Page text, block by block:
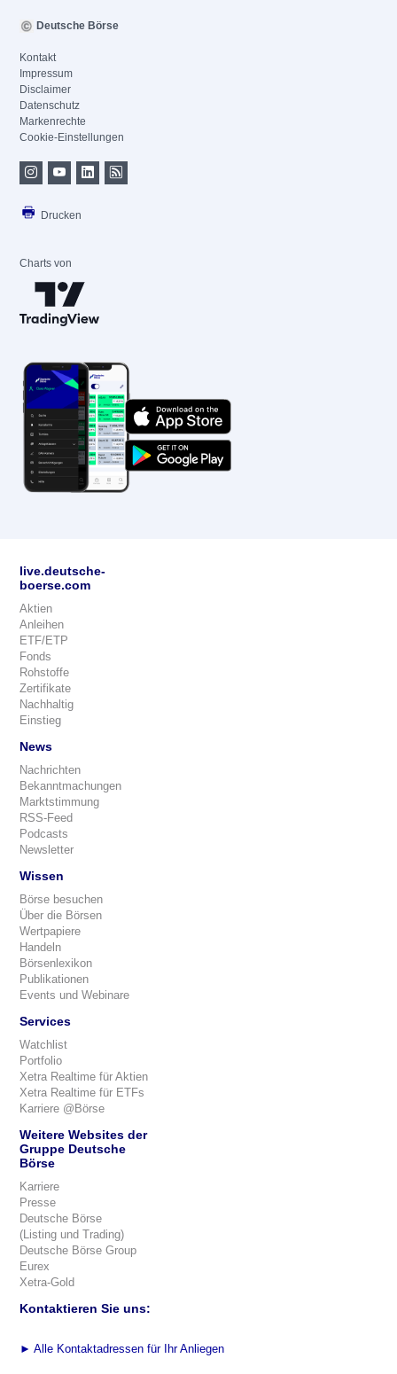
Deutsche Börse
Kontakt
Impressum
Disclaimer
Datenschutz
Markenrechte
Cookie-Einstellungen
Drucken
Charts von
live.deutsche-
boerse.com
Aktien
Anleihen
ETF/ETP
Fonds
Rohstoffe
Zertifikate
Nachhaltig
Einstieg
News
Nachrichten
Bekanntmachungen
Marktstimmung
RSS-Feed
Podcasts
Newsletter
Wissen
Börse besuchen
Über die Börsen
Wertpapiere
Handeln
Börsenlexikon
Publikationen
Events und Webinare
Services
Watchlist
Portfolio
Xetra Realtime für Aktien
Xetra Realtime für ETFs
Karriere @Börse
Weitere Websites der
Gruppe Deutsche
Börse
Karriere
Presse
Deutsche Börse
(Listing und Trading)
Deutsche Börse Group
Eurex
Xetra-Gold
Kontaktieren Sie uns:
► Alle Kontaktadressen für Ihr Anliegen